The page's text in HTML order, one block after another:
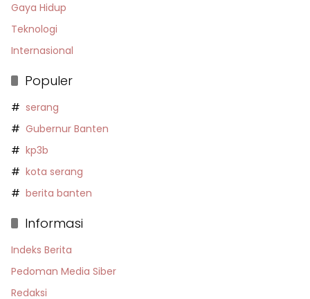
Gaya Hidup
Teknologi
Internasional
Populer
serang
Gubernur Banten
kp3b
kota serang
berita banten
Informasi
Indeks Berita
Pedoman Media Siber
Redaksi